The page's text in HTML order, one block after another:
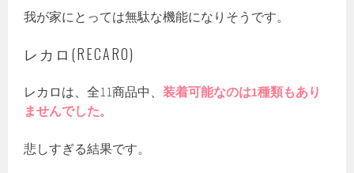
我が家にとっては無駄な機能になりそうです。
レカロ(RECARO)
レカロは、全11商品中、装着可能なのは1種類もあり
ませんでした。
悲しすぎる結果です。